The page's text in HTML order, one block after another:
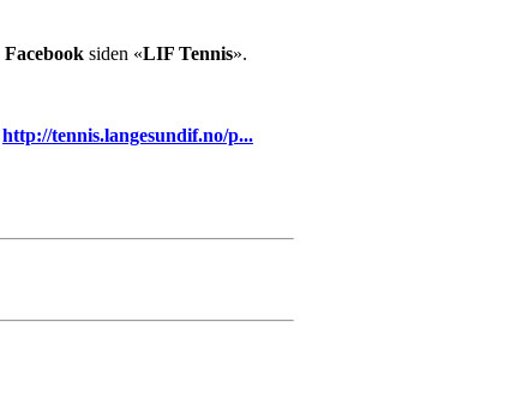
Facebook siden «LIF Tennis».
http://tennis.langesundif.no/p...